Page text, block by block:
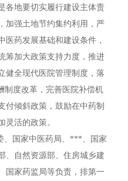
各地要切实履行建设主体责
加强土地节约集约利用，严
医药发展基础和建设条件，
筹加大政策支持力度，推进
健全现代医院管理制度，落
制度改革，完善医院补偿机
付倾斜政策，鼓励在中药制
灵活的政策。
、国家中医药局、***、国家
、自然资源部、住房城乡建
国家药监局等负责，排第一